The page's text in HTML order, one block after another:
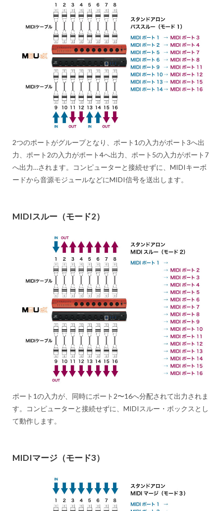
2つのポートがグループとなり、ポート1の入力がポート3へ出
力、ポート2の入力がポート4へ出力、ポート5の入力がポート7
へ出力…されます。コンピューターと接続せずに、MIDIキーボ
ードから音源モジュールなどにMIDI信号を送出します。
MIDIスルー（モード2）
ポート1の入力が、同時にポート2〜16へ分配されて出力されま
す。コンピューターと接続せずに、MIDIスルー・ボックスとし
て動作します。
MIDIマージ（モード3）